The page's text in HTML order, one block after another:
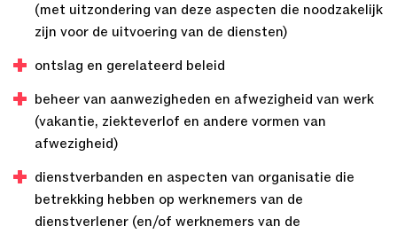
(met uitzondering van deze aspecten die noodzakelijk
zijn voor de uitvoering van de diensten)
ontslag en gerelateerd beleid
beheer van aanwezigheden en afwezigheid van werk
(vakantie, ziekteverlof en andere vormen van
afwezigheid)
dienstverbanden en aspecten van organisatie die
betrekking hebben op werknemers van de
dienstverlener (en/of werknemers van de